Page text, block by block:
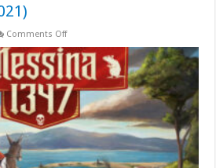
Comments Offon
1347
(2021)